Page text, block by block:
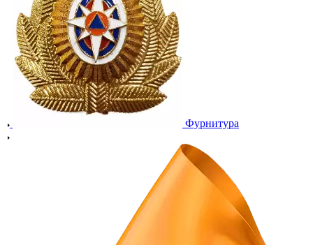
Фурнитура